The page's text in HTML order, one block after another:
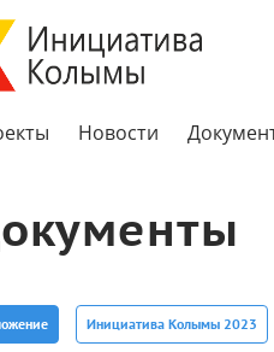
Новости
Инициатива Колымы 2023